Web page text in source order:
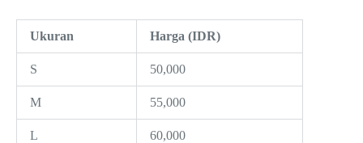
Ukuran Harga (IDR)
S 50,000
M 55,000
L 60,000